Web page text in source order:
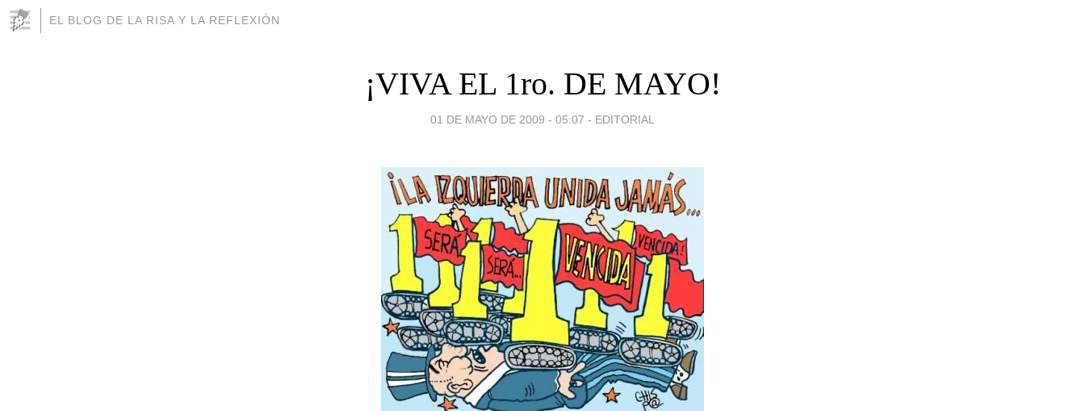
EL BLOG DE LA RISA Y LA REFLEXIÓN
¡VIVA EL 1ro. DE MAYO!
01 DE MAYO DE 2009 - 05:07 - EDITORIAL